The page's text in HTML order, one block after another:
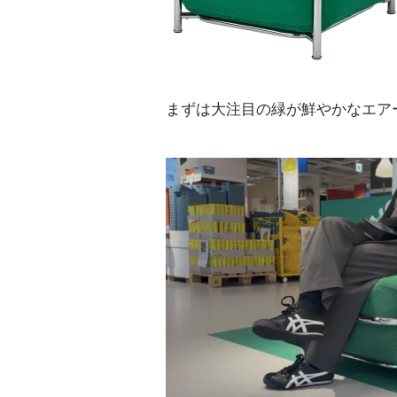
まずは大注目の緑が鮮やかなエア